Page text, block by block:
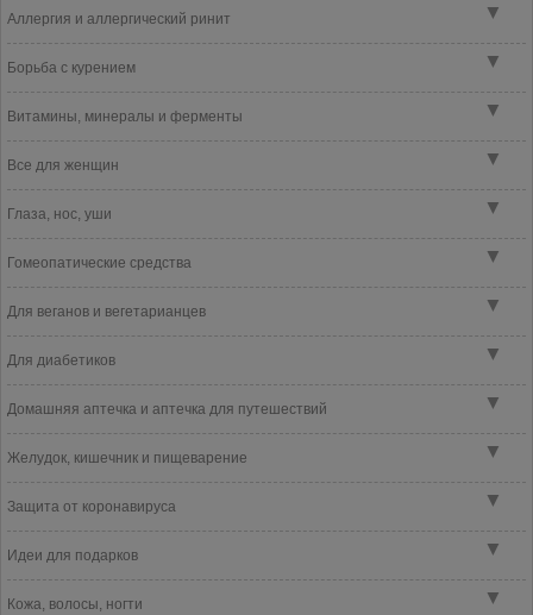
▼
Аллергия и аллергический ринит
▼
Борьба с курением
▼
Витамины, минералы и ферменты
▼
Все для женщин
▼
Глаза, нос, уши
▼
Гомеопатические средства
▼
Для веганов и вегетарианцев
▼
Для диабетиков
▼
Домашняя аптечка и аптечка для путешествий
▼
Желудок, кишечник и пищеварение
▼
Защита от коронавируса
▼
Идеи для подарков
▼
Кожа, волосы, ногти